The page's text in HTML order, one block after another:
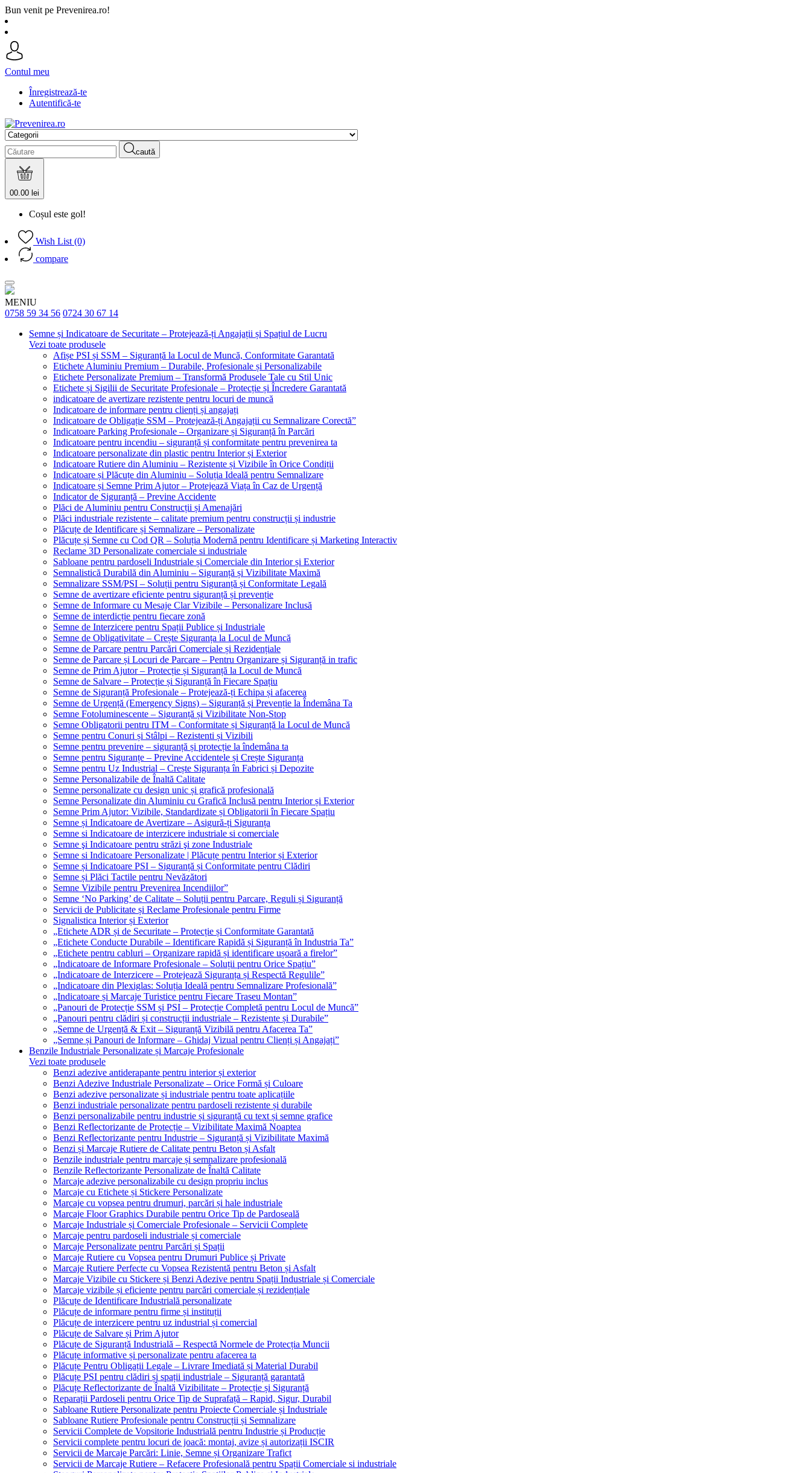
Bun venit pe Prevenirea.ro!
Contul meu
Înregistrează-te
Autentifică-te
caută
00.00 lei
Coșul este gol!
Wish List (0)
compare
MENIU
0758 59 34 56 0724 30 67 14
Semne și Indicatoare de Securitate – Protejează-ți Angajații și Spațiul de Lucru
Vezi toate produsele
Afișe PSI și SSM – Siguranță la Locul de Muncă, Conformitate Garantată
Etichete Aluminiu Premium – Durabile, Profesionale și Personalizabile
Etichete Personalizate Premium – Transformă Produsele Tale cu Stil Unic
Etichete și Sigilii de Securitate Profesionale – Protecție și Încredere Garantată
indicatoare de avertizare rezistente pentru locuri de muncă
Indicatoare de informare pentru clienți și angajați
Indicatoare de Obligație SSM – Protejează-ți Angajații cu Semnalizare Corectă”
Indicatoare Parking Profesionale – Organizare și Siguranță în Parcări
Indicatoare pentru incendiu – siguranță și conformitate pentru prevenirea ta
Indicatoare personalizate din plastic pentru Interior și Exterior
Indicatoare Rutiere din Aluminiu – Rezistente și Vizibile în Orice Condiții
Indicatoare și Plăcuțe din Aluminiu – Soluția Ideală pentru Semnalizare
Indicatoare și Semne Prim Ajutor – Protejează Viața în Caz de Urgență
Indicator de Siguranță – Previne Accidente
Plăci de Aluminiu pentru Construcții și Amenajări
Plăci industriale rezistente – calitate premium pentru construcții și industrie
Plăcuțe de Identificare și Semnalizare – Personalizate
Plăcuțe și Semne cu Cod QR – Soluția Modernă pentru Identificare și Marketing Interactiv
Reclame 3D Personalizate comerciale si industriale
Sabloane pentru pardoseli Industriale și Comerciale din Interior și Exterior
Semnalistică Durabilă din Aluminiu – Siguranță și Vizibilitate Maximă
Semnalizare SSM/PSI – Soluții pentru Siguranță și Conformitate Legală
Semne de avertizare eficiente pentru siguranță și prevenție
Semne de Informare cu Mesaje Clar Vizibile – Personalizare Inclusă
Semne de interdicție pentru fiecare zonă
Semne de Interzicere pentru Spații Publice și Industriale
Semne de Obligativitate – Crește Siguranța la Locul de Muncă
Semne de Parcare pentru Parcări Comerciale și Rezidențiale
Semne de Parcare și Locuri de Parcare – Pentru Organizare și Siguranță in trafic
Semne de Prim Ajutor – Protecție și Siguranță la Locul de Muncă
Semne de Salvare – Protecție și Siguranță în Fiecare Spațiu
Semne de Siguranță Profesionale – Protejează-ți Echipa și afacerea
Semne de Urgență (Emergency Signs) – Siguranță și Prevenție la Îndemâna Ta
Semne Fotoluminescente – Siguranță și Vizibilitate Non-Stop
Semne Obligatorii pentru ITM – Conformitate și Siguranță la Locul de Muncă
Semne pentru Conuri și Stâlpi – Rezistenti și Vizibili
Semne pentru prevenire – siguranță și protecție la îndemâna ta
Semne pentru Siguranțe – Previne Accidentele și Crește Siguranța
Semne pentru Uz Industrial – Crește Siguranța în Fabrici și Depozite
Semne Personalizabile de Înaltă Calitate
Semne personalizate cu design unic și grafică profesională
Semne Personalizate din Aluminiu cu Grafică Inclusă pentru Interior și Exterior
Semne Prim Ajutor: Vizibile, Standardizate și Obligatorii în Fiecare Spațiu
Semne și Indicatoare de Avertizare – Asigură-ți Siguranța
Semne si Indicatoare de interzicere industriale si comerciale
Semne şi Indicatoare pentru străzi şi zone Industriale
Semne si Indicatoare Personalizate | Plăcuțe pentru Interior și Exterior
Semne și Indicatoare PSI – Siguranță și Conformitate pentru Clădiri
Semne și Plăci Tactile pentru Nevăzători
Semne Vizibile pentru Prevenirea Incendiilor”
Semne ‘No Parking’ de Calitate – Soluții pentru Parcare, Reguli și Siguranță
Servicii de Publicitate și Reclame Profesionale pentru Firme
Signalistica Interior și Exterior
„Etichete ADR și de Securitate – Protecție și Conformitate Garantată
„Etichete Conducte Durabile – Identificare Rapidă și Siguranță în Industria Ta”
„Etichete pentru cabluri – Organizare rapidă și identificare ușoară a firelor”
„Indicatoare de Informare Profesionale – Soluții pentru Orice Spațiu”
„Indicatoare de Interzicere – Protejează Siguranța și Respectă Regulile”
„Indicatoare din Plexiglas: Soluția Ideală pentru Semnalizare Profesională”
„Indicatoare și Marcaje Turistice pentru Fiecare Traseu Montan”
„Panouri de Protecție SSM și PSI – Protecție Completă pentru Locul de Muncă”
„Panouri pentru clădiri și construcții industriale – Rezistente și Durabile”
„Semne de Urgență & Exit – Siguranță Vizibilă pentru Afacerea Ta”
„Semne și Panouri de Informare – Ghidaj Vizual pentru Clienți și Angajați”
Benzile Industriale Personalizate și Marcaje Profesionale
Vezi toate produsele
Benzi adezive antiderapante pentru interior și exterior
Benzi Adezive Industriale Personalizate – Orice Formă și Culoare
Benzi adezive personalizate și industriale pentru toate aplicațiile
Benzi industriale personalizate pentru pardoseli rezistente și durabile
Benzi personalizabile pentru industrie și siguranță cu text și semne grafice
Benzi Reflectorizante de Protecție – Vizibilitate Maximă Noaptea
Benzi Reflectorizante pentru Industrie – Siguranță și Vizibilitate Maximă
Benzi și Marcaje Rutiere de Calitate pentru Beton și Asfalt
Benzile industriale pentru marcaje și semnalizare profesională
Benzile Reflectorizante Personalizate de Înaltă Calitate
Marcaje adezive personalizabile cu design propriu inclus
Marcaje cu Etichete și Stickere Personalizate
Marcaje cu vopsea pentru drumuri, parcări și hale industriale
Marcaje Floor Graphics Durabile pentru Orice Tip de Pardoseală
Marcaje Industriale și Comerciale Profesionale – Servicii Complete
Marcaje pentru pardoseli industriale și comerciale
Marcaje Personalizate pentru Parcări și Spații
Marcaje Rutiere cu Vopsea pentru Drumuri Publice și Private
Marcaje Rutiere Perfecte cu Vopsea Rezistentă pentru Beton și Asfalt
Marcaje Vizibile cu Stickere și Benzi Adezive pentru Spații Industriale și Comerciale
Marcaje vizibile și eficiente pentru parcări comerciale și rezidențiale
Plăcuțe de Identificare Industrială personalizate
Plăcuțe de informare pentru firme și instituții
Plăcuțe de interzicere pentru uz industrial și comercial
Plăcuțe de Salvare și Prim Ajutor
Plăcuțe de Siguranță Industrială – Respectă Normele de Protecția Muncii
Plăcuțe informative și personalizate pentru afacerea ta
Plăcuțe Pentru Obligații Legale – Livrare Imediată și Material Durabil
Plăcuțe PSI pentru clădiri și spații industriale – Siguranță garantată
Plăcuțe Reflectorizante de Înaltă Vizibilitate – Protecție și Siguranță
Reparații Pardoseli pentru Orice Tip de Suprafață – Rapid, Sigur, Durabil
Sabloane Rutiere Personalizate pentru Proiecte Comerciale și Industriale
Sabloane Rutiere Profesionale pentru Construcții și Semnalizare
Servicii Complete de Vopsitorie Industrială pentru Industrie și Producție
Servicii complete pentru locuri de joacă: montaj, avize și autorizații ISCIR
Servicii de Marcaje Parcări: Linie, Semne și Organizare Trafict
Servicii de Marcaje Rutiere – Refacere Profesională pentru Spații Comerciale si industriale